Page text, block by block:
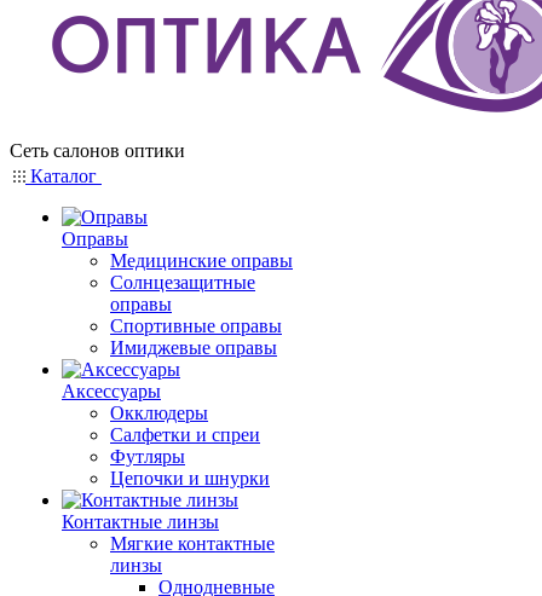
Сеть салонов оптики
Каталог
Оправы
Медицинские оправы
Солнцезащитные
оправы
Спортивные оправы
Имиджевые оправы
Аксессуары
Окклюдеры
Салфетки и спреи
Футляры
Цепочки и шнурки
Контактные линзы
Мягкие контактные
линзы
Однодневные